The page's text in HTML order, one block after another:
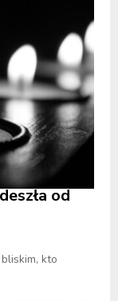
od
kto